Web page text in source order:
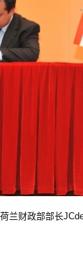
兰财政部部长